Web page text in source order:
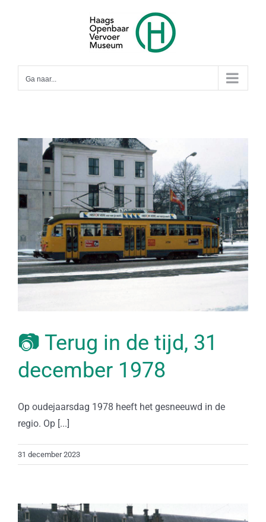
Ga naar...
📷 Terug in de tijd, 31
december 1978
Op oudejaarsdag 1978 heeft het gesneeuwd in de
regio. Op [...]
31 december 2023